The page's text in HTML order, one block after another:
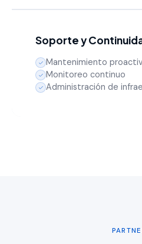
Soporte y
Mantenimiento
Monitoreo continuo
Administración de